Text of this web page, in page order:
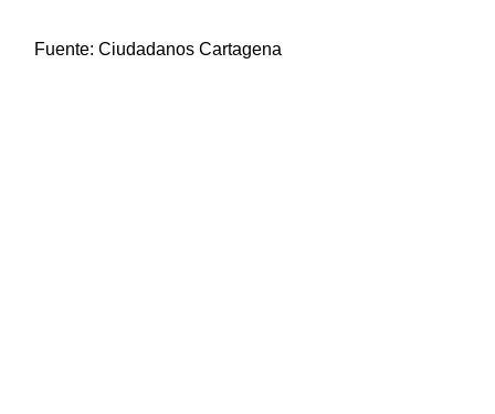
Fuente: Ciudadanos Cartagena